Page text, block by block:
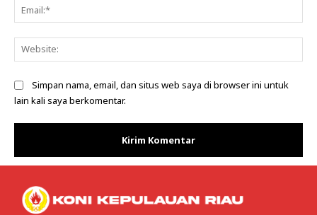
Simpan nama, email, dan situs web saya di browser ini untuk
lain kali saya berkomentar.